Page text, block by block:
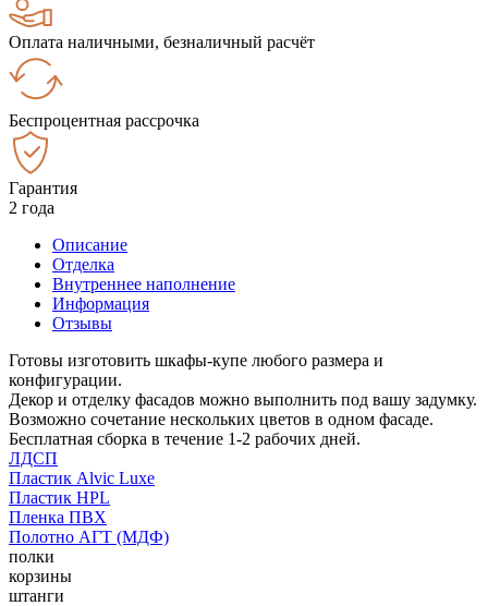
Оплата наличными, безналичный расчёт
Беспроцентная рассрочка
Гарантия
2 года
Описание
Отделка
Внутреннее наполнение
Информация
Отзывы
Готовы изготовить шкафы-купе любого размера и
конфигурации.
Декор и отделку фасадов можно выполнить под вашу задумку.
Возможно сочетание нескольких цветов в одном фасаде.
Бесплатная сборка в течение 1-2 рабочих дней.
ЛДСП
Пластик Alvic Luxe
Пластик HPL
Пленка ПВХ
Полотно АГТ (МДФ)
полки
корзины
штанги